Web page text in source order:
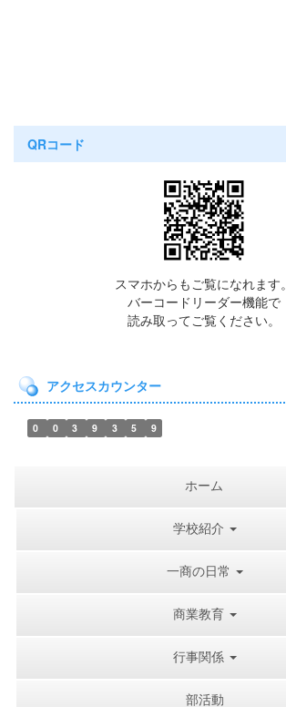
QRコード
スマホからもご覧になれます。
バーコードリーダー機能で
読み取ってご覧ください。
アクセスカウンター
0 0 3 9 3 5 9
ホーム
学校紹介
一商の日常
商業教育
行事関係
部活動